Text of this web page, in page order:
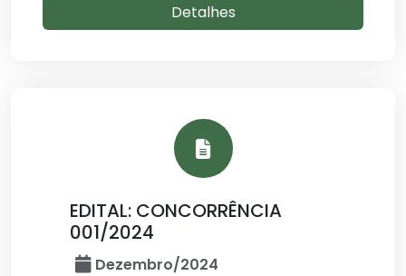
Detalhes
EDITAL: CONCORRÊNCIA
001/2024
Dezembro/2024